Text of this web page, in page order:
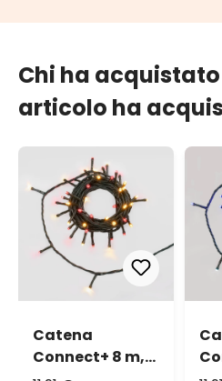
Chi ha
articolo ha
Catena
Connect+ 8 m,